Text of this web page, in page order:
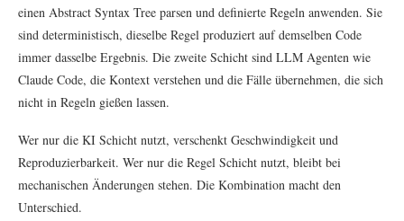
einen Abstract Syntax Tree parsen und definierte Regeln anwenden. Sie
sind deterministisch, dieselbe Regel produziert auf demselben Code
immer dasselbe Ergebnis. Die zweite Schicht sind LLM Agenten wie
Claude Code, die Kontext verstehen und die Fälle übernehmen, die sich
nicht in Regeln gießen lassen.
Wer nur die KI Schicht nutzt, verschenkt Geschwindigkeit und
Reproduzierbarkeit. Wer nur die Regel Schicht nutzt, bleibt bei
mechanischen Änderungen stehen. Die Kombination macht den
Unterschied.